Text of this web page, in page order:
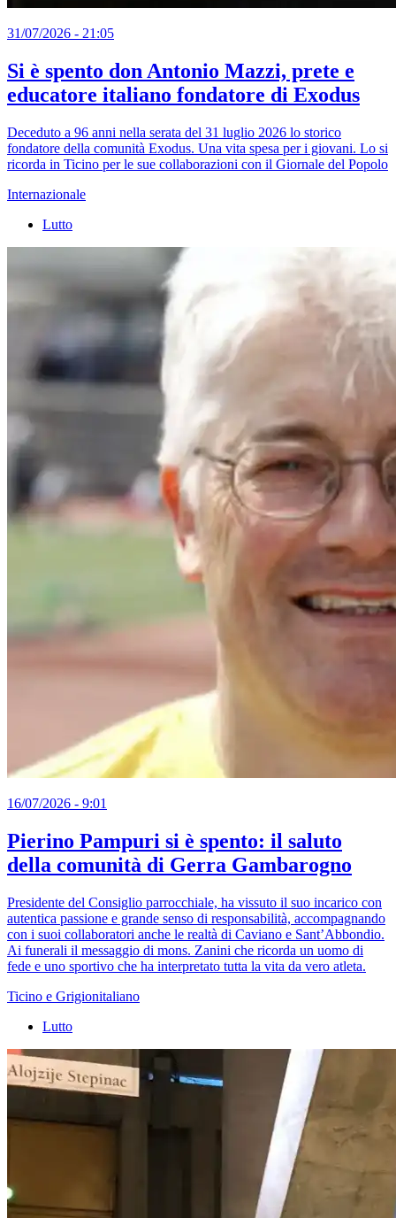
31/07/2026 - 21:05
Si è spento don Antonio Mazzi, prete e
educatore italiano fondatore di Exodus
Deceduto a 96 anni nella serata del 31 luglio 2026 lo storico
fondatore della comunità Exodus. Una vita spesa per i giovani. Lo si
ricorda in Ticino per le sue collaborazioni con il Giornale del Popolo
Internazionale
Lutto
16/07/2026 - 9:01
Pierino Pampuri si è spento: il saluto
della comunità di Gerra Gambarogno
Presidente del Consiglio parrocchiale, ha vissuto il suo incarico con
autentica passione e grande senso di responsabilità, accompagnando
con i suoi collaboratori anche le realtà di Caviano e Sant’Abbondio.
Ai funerali il messaggio di mons. Zanini che ricorda un uomo di
fede e uno sportivo che ha interpretato tutta la vita da vero atleta.
Ticino e Grigionitaliano
Lutto